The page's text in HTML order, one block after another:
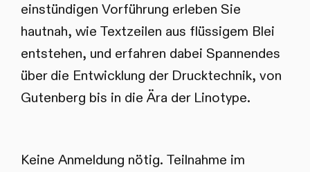
einstündigen Vorführung erleben Sie
hautnah, wie Textzeilen aus flüssigem Blei
entstehen, und erfahren dabei Spannendes
über die Entwicklung der Drucktechnik, von
Gutenberg bis in die Ära der Linotype.
Keine Anmeldung nötig. Teilnahme im